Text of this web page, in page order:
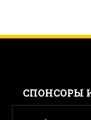
CПОНСОРЫ